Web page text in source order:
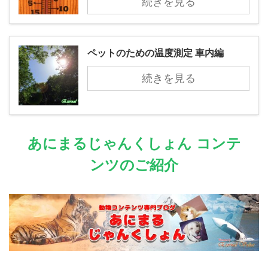
ペットのための温度測定 車内編
続きを見る
あにまるじゃんくしょん コンテ
ンツのご紹介